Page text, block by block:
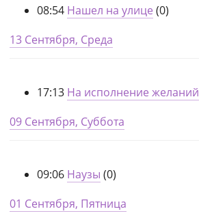
08:54 Нашел на улице (0)
13 Сентября, Среда
17:13 На исполнение желаний
09 Сентября, Суббота
09:06 Наузы (0)
01 Сентября, Пятница